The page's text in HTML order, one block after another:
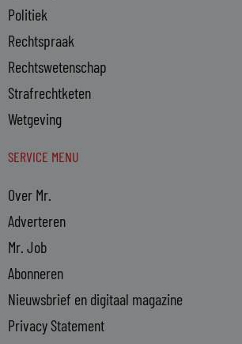
Politiek
Rechtspraak
Rechtswetenschap
Strafrechtketen
Wetgeving
SERVICE MENU
Over Mr.
Adverteren
Mr. Job
Abonneren
Nieuwsbrief en digitaal magazine
Privacy Statement